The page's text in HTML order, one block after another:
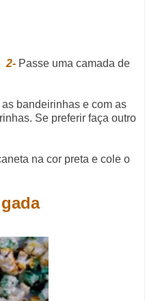
2- Passe uma camada de
bandeirinhas e com as
Se preferir faça outro
na cor preta e cole o